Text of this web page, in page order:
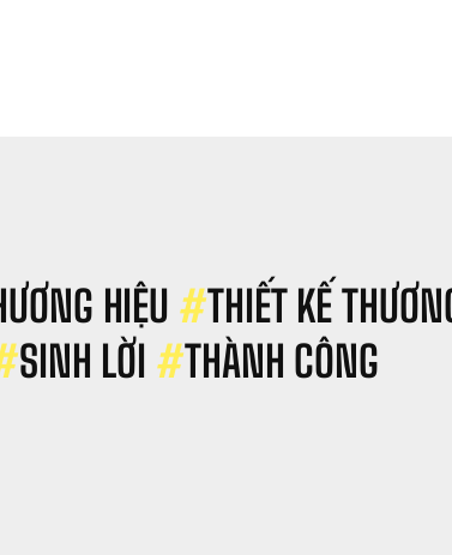
HIỆU #THIẾT KẾ
SINH LỜI #THÀNH CÔNG